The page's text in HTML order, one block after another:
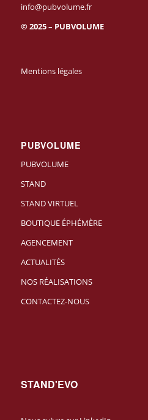
info@pubvolume.fr
© 2025 – PUBVOLUME
Mentions légales
PUBVOLUME
PUBVOLUME
STAND
STAND VIRTUEL
BOUTIQUE ÉPHÉMÈRE
AGENCEMENT
ACTUALITÉS
NOS RÉALISATIONS
CONTACTEZ-NOUS
STAND'EVO